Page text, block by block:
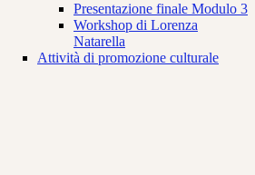
Presentazione finale Modulo 3
Workshop di Lorenza
Natarella
Attività di promozione culturale